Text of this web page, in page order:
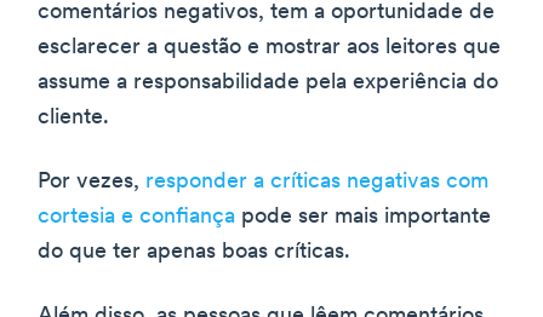
comentários negativos, tem a oportunidade de
esclarecer a questão e mostrar aos leitores que
assume a responsabilidade pela experiência do
cliente.
Por vezes, responder a críticas negativas com
cortesia e confiança pode ser mais importante
do que ter apenas boas críticas.